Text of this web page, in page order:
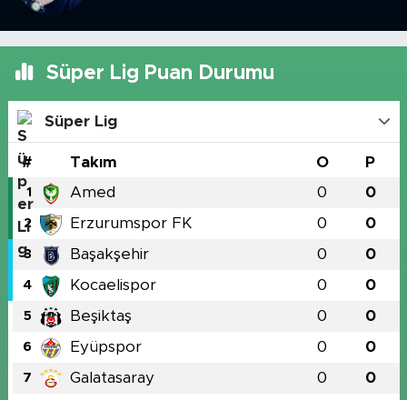
Süper Lig Puan Durumu
Süper Lig
# Takım O P
1 Amed 0 0
2 Erzurumspor FK 0 0
3 Başakşehir 0 0
4 Kocaelispor 0 0
5 Beşiktaş 0 0
6 Eyüpspor 0 0
7 Galatasaray 0 0